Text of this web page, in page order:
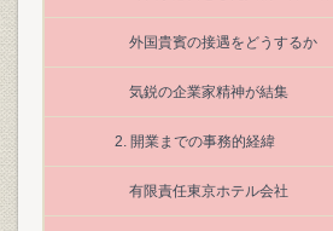
外国貴賓の接遇をどうするか
気鋭の企業家精神が結集
2. 開業までの事務的経緯
有限責任東京ホテル会社